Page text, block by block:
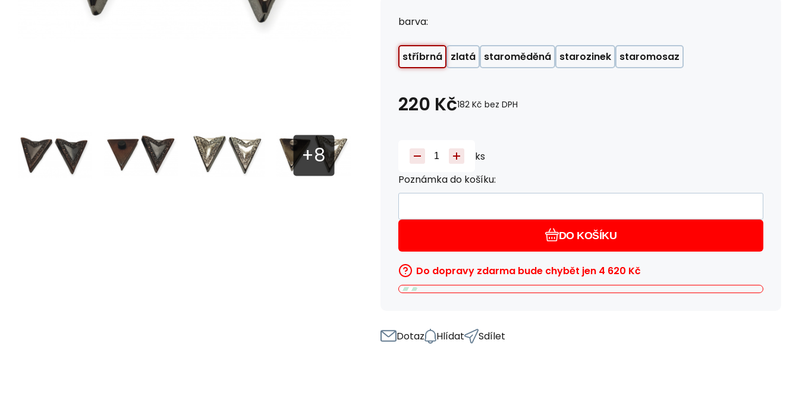
barva:
stříbrná zlatá staroměděná starozinek staromosaz
220 Kč182 Kč bez DPH
ks
Poznámka do košíku:
DO KOŠÍKU
Do dopravy zdarma bude chybět jen 4 620 Kč
Dotaz Hlídat Sdílet